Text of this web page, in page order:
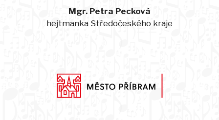
Mgr. Petra Pecková
hejtmanka Středočeského kraje